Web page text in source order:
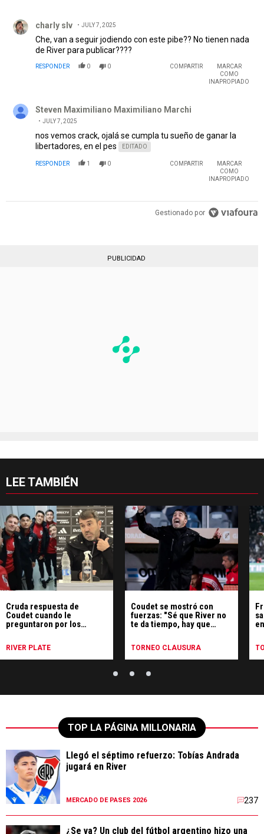
charly slv JULY 7, 2025
Che, van a seguir jodiendo con este pibe?? No tienen nada
de River para publicar????
RESPONDER 0 0 COMPARTIR
MARCAR
COMO
INAPROPIADO
Steven Maximiliano Maximiliano Marchi
JULY 7, 2025
nos vemos crack, ojalá se cumpla tu sueño de ganar la
libertadores, en el pes
EDITADO
RESPONDER 1 0 COMPARTIR
MARCAR
COMO
INAPROPIADO
Gestionado por
PUBLICIDAD
LEE TAMBIÉN
Cruda respuesta de
Coudet cuando le
preguntaron por los
RIVER PLATE
Coudet se mostró con
fuerzas: "Sé que River no
te da tiempo, hay que
TORNEO CLAUSURA
TOP LA PÁGINA MILLONARIA
Llegó el séptimo refuerzo: Tobías Andrada
jugará en River
MERCADO DE PASES 2026 237
¿Se va? Un club del fútbol argentino hizo una